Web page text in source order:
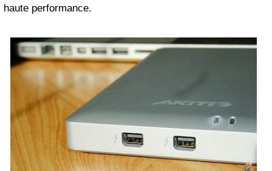
haute performance.